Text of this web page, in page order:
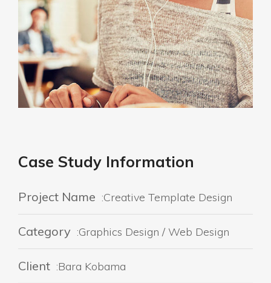
Case Study Information
Project Name :Creative Template Design
Category :Graphics Design / Web Design
Client :Bara Kobama